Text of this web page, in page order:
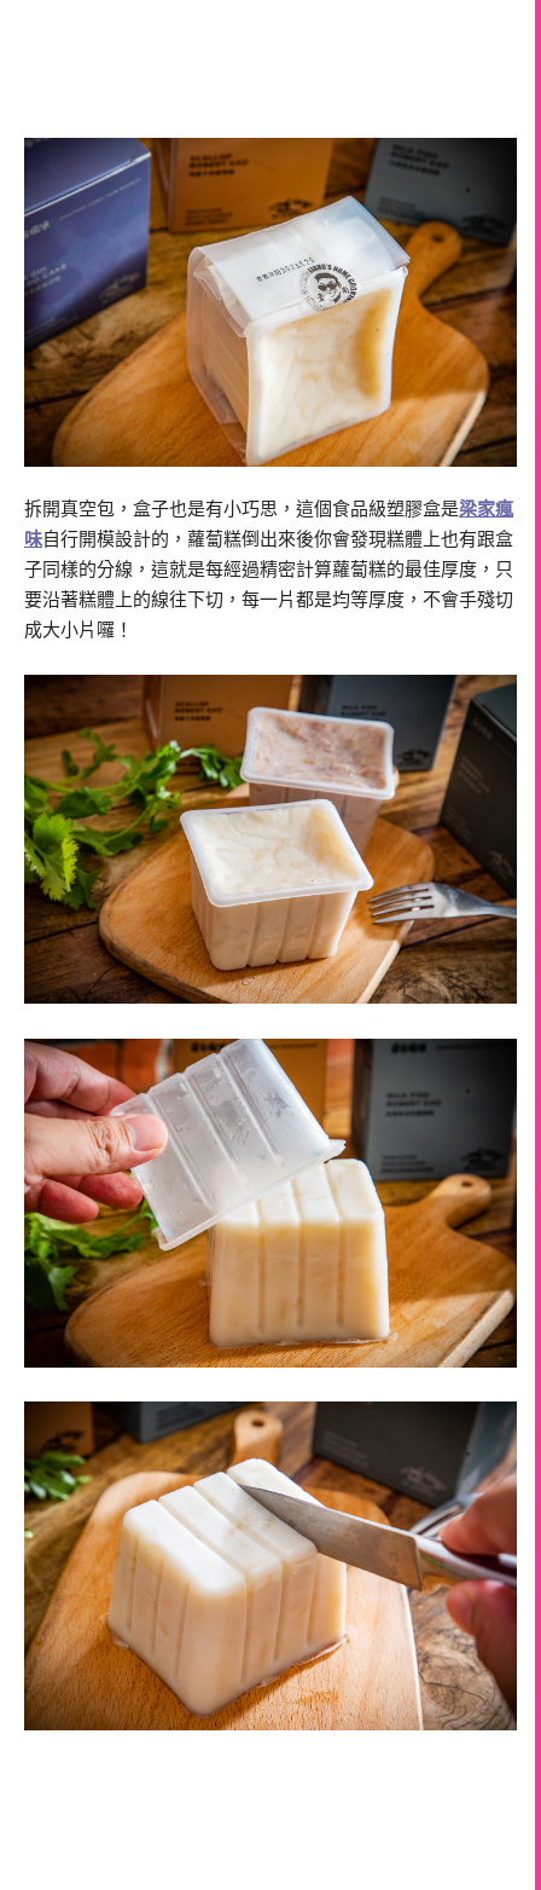
拆開真空包，盒子也是有小巧思，這個食品級塑膠盒是梁家瘋
味自行開模設計的，蘿蔔糕倒出來後你會發現糕體上也有跟盒
子同樣的分線，這就是每經過精密計算蘿蔔糕的最佳厚度，只
要沿著糕體上的線往下切，每一片都是均等厚度，不會手殘切
成大小片囉！